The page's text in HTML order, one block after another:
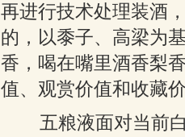
再进行技术处理装酒
的，以黍子、高梁为
香，喝在嘴里酒香梨
值、观赏价值和收藏
五粮液面对当前白